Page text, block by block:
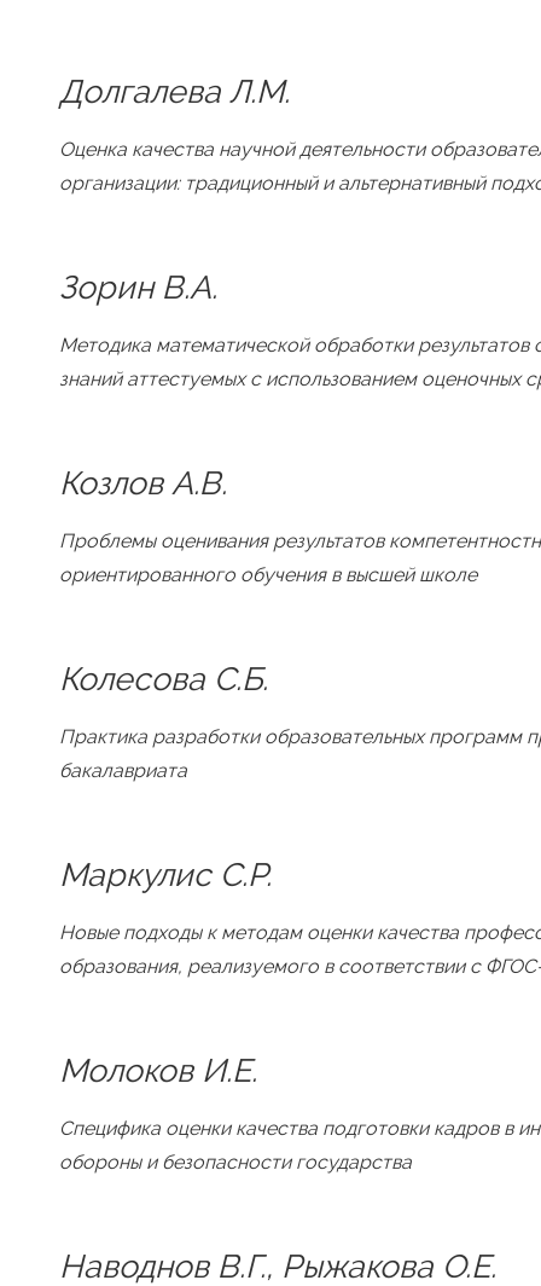
Долгалева Л.М.
Оценка качества научной деятельности
организации: традиционный и альтернативный
Зорин В.А.
Методика математической обработки результатов
знаний аттестуемых с использованием оценочных
Козлов А.В.
Проблемы оценивания результатов
ориентированного обучения в высшей школе
Колесова С.Б.
Практика разработки образовательных программ
бакалавриата
Маркулис С.Р.
Новые подходы к методам оценки качества
образования, реализуемого в соответствии с
Молоков И.Е.
Специфика оценки качества подготовки кадров в
обороны и безопасности государства
Наводнов В.Г., Рыжакова О.Е.